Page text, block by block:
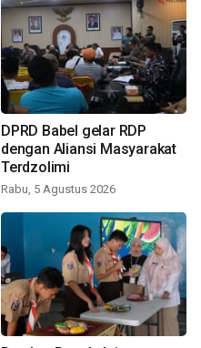
DPRD Babel gelar RDP
dengan Aliansi Masyarakat
Terdzolimi
Rabu, 5 Agustus 2026